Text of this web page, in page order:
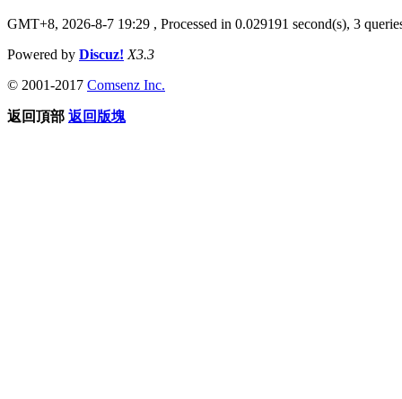
GMT+8, 2026-8-7 19:29 , Processed in 0.029191 second(s), 3
Powered by Discuz! X3.3
© 2001-2017 Comsenz Inc.
返回頂部 返回版塊